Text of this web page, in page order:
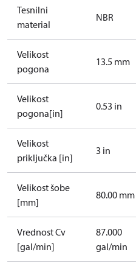
Tesnilni
material
NBR
Velikost
pogona
13.5 mm
Velikost
pogona[in]
0.53 in
Velikost
priključka [in]
3 in
Velikost šobe
[mm]
80.00 mm
Vrednost Cv
[gal/min]
87.000
gal/min